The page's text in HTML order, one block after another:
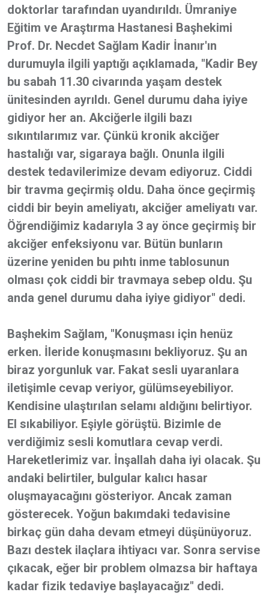
doktorlar tarafından uyandırıldı. Ümraniye
Eğitim ve Araştırma Hastanesi Başhekimi
Prof. Dr. Necdet Sağlam Kadir İnanır'ın
durumuyla ilgili yaptığı açıklamada, "Kadir Bey
bu sabah 11.30 civarında yaşam destek
ünitesinden ayrıldı. Genel durumu daha iyiye
gidiyor her an. Akciğerle ilgili bazı
sıkıntılarımız var. Çünkü kronik akciğer
hastalığı var, sigaraya bağlı. Onunla ilgili
destek tedavilerimize devam ediyoruz. Ciddi
bir travma geçirmiş oldu. Daha önce geçirmiş
ciddi bir beyin ameliyatı, akciğer ameliyatı var.
Öğrendiğimiz kadarıyla 3 ay önce geçirmiş bir
akciğer enfeksiyonu var. Bütün bunların
üzerine yeniden bu pıhtı inme tablosunun
olması çok ciddi bir travmaya sebep oldu. Şu
anda genel durumu daha iyiye gidiyor" dedi.
Başhekim Sağlam, "Konuşması için henüz
erken. İleride konuşmasını bekliyoruz. Şu an
biraz yorgunluk var. Fakat sesli uyaranlara
iletişimle cevap veriyor, gülümseyebiliyor.
Kendisine ulaştırılan selamı aldığını belirtiyor.
El sıkabiliyor. Eşiyle görüştü. Bizimle de
verdiğimiz sesli komutlara cevap verdi.
Hareketlerimiz var. İnşallah daha iyi olacak. Şu
andaki belirtiler, bulgular kalıcı hasar
oluşmayacağını gösteriyor. Ancak zaman
gösterecek. Yoğun bakımdaki tedavisine
birkaç gün daha devam etmeyi düşünüyoruz.
Bazı destek ilaçlara ihtiyacı var. Sonra servise
çıkacak, eğer bir problem olmazsa bir haftaya
kadar fizik tedaviye başlayacağız" dedi.